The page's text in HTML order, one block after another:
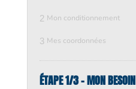
2 Mon conditionnement
3 Mes coordonnées
ÉTAPE 1/3 - MON BESOIN